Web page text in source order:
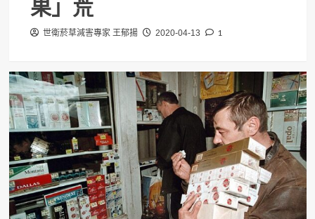
果」荒
世衛菸草減害專家 王郁揚 2020-04-13 1